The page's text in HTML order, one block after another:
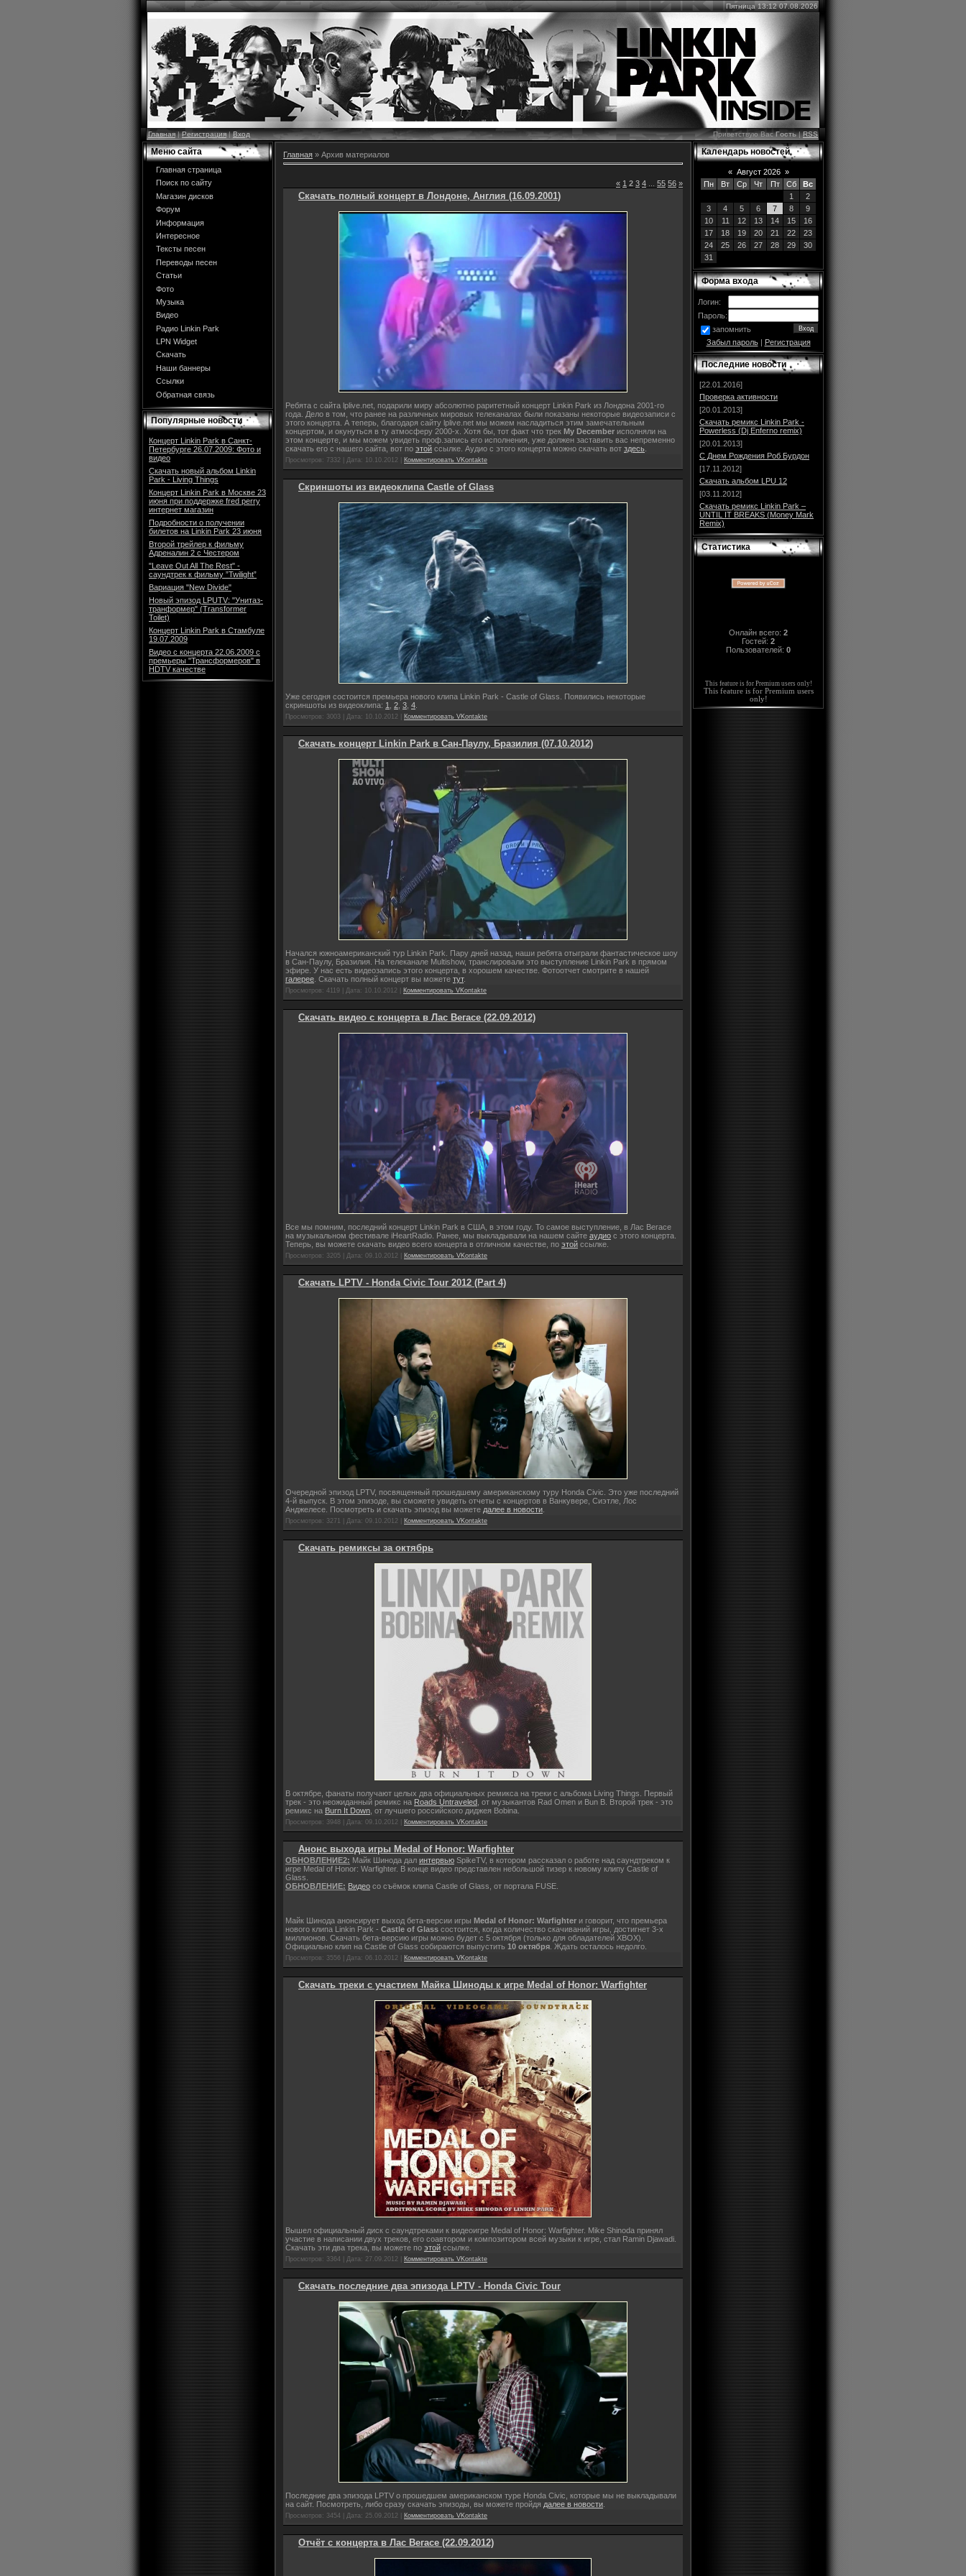
Пятница 13:12 07.08.2026
Главная|Регистрация|Вход Приветствую ВасГость|RSS
Меню сайта
Главная страница
Поиск по сайту
Магазин дисков
Форум
Информация
Интересное
Тексты песен
Переводы песен
Статьи
Фото
Музыка
Видео
Радио Linkin Park
LPN Widget
Скачать
Наши баннеры
Ссылки
Обратная связь
Популярные новости
Концерт Linkin Park в Санкт-
Петербурге 26.07.2009: Фото и
видео
Скачать новый альбом Linkin
Park - Living Things
Концерт Linkin Park в Москве 23
июня при поддержке fred perry
интернет магазин
Подробности о получении
билетов на Linkin Park 23 июня
Второй трейлер к фильму
Адреналин 2 с Честером
"Leave Out All The Rest" -
саундтрек к фильму ”Twilight”
Вариация "New Divide"
Новый эпизод LPUTV: "Унитаз-
транформер" (Transformer
Toilet)
Концерт Linkin Park в Стамбуле
19.07.2009
Видео с концерта 22.06.2009 с
премьеры "Трансформеров" в
HDTV качестве
Главная » Архив материалов
« 1 2 3 4 55 56 »
Скачать полный концерт в Лондоне, Англия (16.09.2001)
Ребята с сайта lplive.net, подарили миру абсолютно раритетный концерт Linkin Park из Лондона 2001-го
года. Дело в том, что ранее на различных мировых телеканалах были показаны некоторые видеозаписи с
этого концерта. А теперь, благодаря сайту lplive.net мы можем насладиться этим замечательным
концертом, и окунуться в ту атмосферу 2000-х. Хотя бы, тот факт что трек My December исполняли на
этом концерте, и мы можем увидеть проф.запись его исполнения, уже должен заставить вас непременно
скачать его с нашего сайта, вот по этой ссылке. Аудио с этого концерта можно скачать вот здесь
Просмотров: 7332 | Дата: 10.10.2012 Комментировать VKontakte
Скриншоты из видеоклипа Castle of Glass
Уже сегодня состоится премьера нового клипа Linkin Park - Castle of Glass. Появились некоторые
скриншоты из видеоклипа: 1 2 3 4
Просмотров: 3003 | Дата: 10.10.2012 Комментировать VKontakte
Скачать концерт Linkin Park в Сан-Паулу, Бразилия (07.10.2012)
Начался южноамериканский тур Linkin Park. Пару дней назад, наши ребята отыграли фантастическое шоу
в Сан-Паулу, Бразилия. На телеканале Multishow, транслировали это выступление Linkin Park в прямом
эфире. У нас есть видеозапись этого концерта, в хорошем качестве. Фотоотчет смотрите в нашей
галерее . Скачать полный концерт вы можете тут.
Просмотров: 4119 | Дата: 10.10.2012 Комментировать VKontakte
Скачать видео с концерта в Лас Вегасе (22.09.2012)
Все мы помним, последний концерт Linkin Park в США, в этом году. То самое выступление, в Лас Вегасе
на музыкальном фестивале iHeartRadio. Ранее, мы выкладывали на нашем сайте аудио с этого концерта.
Теперь, вы можете скачать видео всего концерта в отличном качестве, по этой ссылке.
Просмотров: 3205 | Дата: 09.10.2012 Комментировать VKontakte
Скачать LPTV - Honda Civic Tour 2012 (Part 4)
Очередной эпизод LPTV, посвященный прошедшему американскому туру Honda Civic. Это уже последний
4-й выпуск. В этом эпизоде, вы сможете увидеть отчеты с концертов в Ванкувере, Сиэтле, Лос
Анджелесе. Посмотреть и скачать эпизод вы можете далее в новости
Просмотров: 3271 | Дата: 09.10.2012 Комментировать VKontakte
Скачать ремиксы за октябрь
В октябре, фанаты получают целых два официальных ремикса на треки с альбома Living Things. Первый
трек - это неожиданный ремикс на Roads Untraveled , от музыкантов Rad Omen и Bun B. Второй трек - это
ремикс на Burn It Down , от лучшего российского диджея Bobina.
Просмотров: 3948 | Дата: 09.10.2012 Комментировать VKontakte
Анонс выхода игры Medal of Honor: Warfighter
ОБНОВЛЕНИЕ2: Майк Шинода дал интервью SpikeTV, в котором рассказал о работе над саундтреком к
игре Medal of Honor: Warfighter. В конце видео представлен небольшой тизер к новому клипу Castle of
Glass.
ОБНОВЛЕНИЕ: Видео со съёмок клипа Castle of Glass, от портала FUSE.
Майк Шинода анонсирует выход бета-версии игры Medal of Honor: Warfighter и говорит, что премьера
нового клипа Linkin Park - Castle of Glass состоится, когда количество скачиваний игры, достигнет 3-х
миллионов. Скачать бета-версию игры можно будет с 5 октября (только для обладателей XBOX).
Официально клип на Castle of Glass собираются выпустить 10 октября . Ждать осталось недолго.
Просмотров: 3556 | Дата: 06.10.2012 Комментировать VKontakte
Скачать треки c участием Майка Шиноды к игре Medal of Honor: Warfighter
Вышел официальный диск с саундтреками к видеоигре Medal of Honor: Warfighter. Mike Shinoda принял
участие в написании двух треков, его соавтором и композитором всей музыки к игре, стал Ramin Djawadi.
Скачать эти два трека, вы можете по этой ссылке.
Просмотров: 3364 | Дата: 27.09.2012 Комментировать VKontakte
Скачать последние два эпизода LPTV - Honda Civic Tour
Последние два эпизода LPTV о прошедшем американском туре Honda Civic, которые мы не выкладывали
на сайт. Посмотреть, либо сразу скачать эпизоды, вы можете пройдя далее в новости
Просмотров: 3454 | Дата: 25.09.2012 Комментировать VKontakte
Отчёт с концерта в Лас Вегасе (22.09.2012)
Календарь новостей
« Август 2026 »
Пн
Вт Ср Чт Пт Сб
Вс
1
2
3
4 5 6 7 8
9
10
11 12 13 14 15
16
17
18 19 20 21 22
23
24
25 26 27 28 29
30
31
Форма входа
Логин:
Пароль:
запомнить
Забыл пароль| Регистрация
Последние новости
[22.01.2016]
Проверка активности
[20.01.2013]
Скачать ремикс Linkin Park -
Powerless (Dj Enferno remix)
[20.01.2013]
С Днем Рождения Роб Бурдон
[17.11.2012]
Скачать альбом LPU 12
[03.11.2012]
Скачать ремикс Linkin Park –
UNTIL IT BREAKS (Money Mark
Remix)
Статистика
Онлайн всего: 2
Гостей: 2
Пользователей: 0
This feature is for Premium users only!
This feature is for Premium users
only!